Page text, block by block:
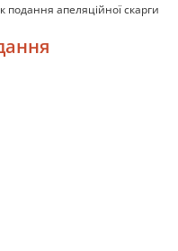
подання апеляційної скарги